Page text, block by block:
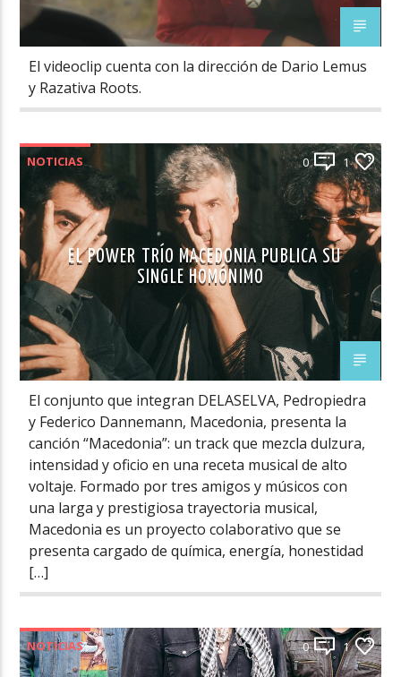
El videoclip cuenta con la dirección de Dario Lemus
y Razativa Roots.
NOTICIAS 0 1
EL POWER TRÍO MACEDONIA PUBLICA SU
SINGLE HOMÓNIMO
El conjunto que integran DELASELVA, Pedropiedra
y Federico Dannemann, Macedonia, presenta la
canción “Macedonia”: un track que mezcla dulzura,
intensidad y oficio en una receta musical de alto
voltaje. Formado por tres amigos y músicos con
una larga y prestigiosa trayectoria musical,
Macedonia es un proyecto colaborativo que se
presenta cargado de química, energía, honestidad
[…]
NOTICIAS 0 1